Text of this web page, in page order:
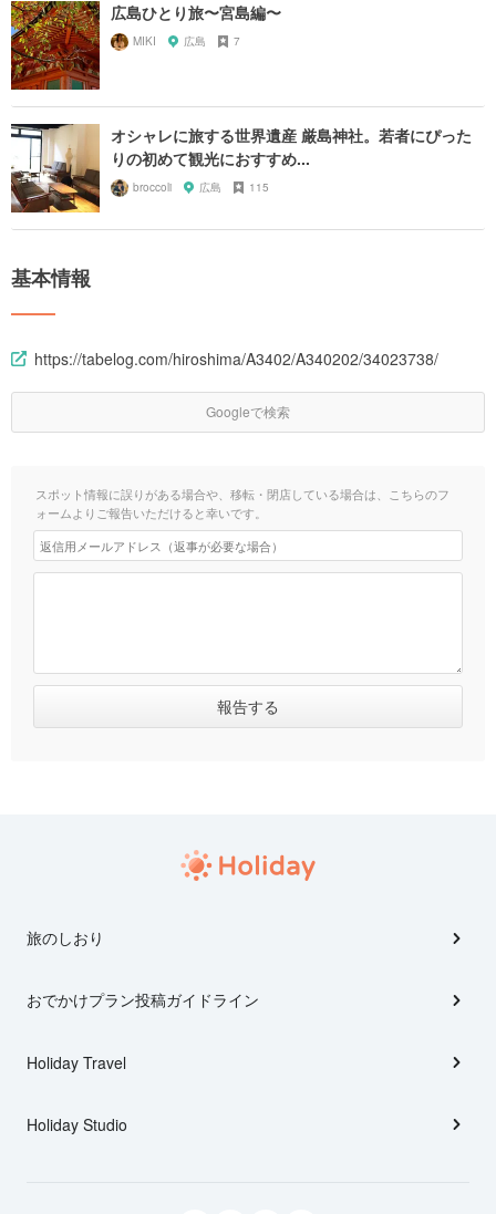
広島ひとり旅〜宮島編〜
MIKI 広島 7
オシャレに旅する世界遺産 厳島神社。若者にぴった
りの初めて観光におすすめ...
broccoli 広島 115
基本情報
https://tabelog.com/hiroshima/A3402/A340202/34023738/
Googleで検索
スポット情報に誤りがある場合や、移転・閉店している場合は、こちらのフ
ォームよりご報告いただけると幸いです。
旅のしおり
おでかけプラン投稿ガイドライン
Holiday Travel
Holiday Studio